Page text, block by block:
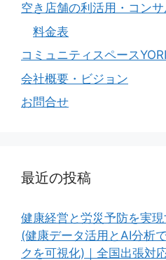
空き店舗の利活用・コン
料金表
コミュニティスペース
会社概要・ビジョン
お問合せ
最近の投稿
健康経営と労災予防を実
(健康データ活用とAI分析
クを可視化)｜全国出張対